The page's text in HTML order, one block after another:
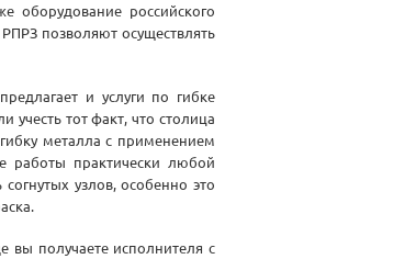
оборудование российского
позволяют осуществлять
и услуги по гибке
учесть тот факт, что столица
металла с применением
работы практически любой
узлов, особенно это
вы получаете исполнителя с